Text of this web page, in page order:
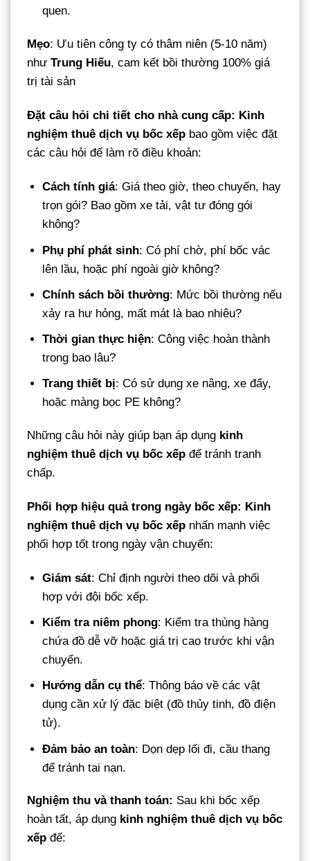
quen.
Mẹo: Ưu tiên công ty có thâm niên (5-10 năm)
như Trung Hiếu, cam kết bồi thường 100% giá
trị tài sản
Đặt câu hỏi chi tiết cho nhà cung cấp: Kinh
nghiệm thuê dịch vụ bốc xếp bao gồm việc đặt
các câu hỏi để làm rõ điều khoản:
Cách tính giá: Giá theo giờ, theo chuyến, hay
trọn gói? Bao gồm xe tải, vật tư đóng gói
không?
Phụ phí phát sinh: Có phí chờ, phí bốc vác
lên lầu, hoặc phí ngoài giờ không?
Chính sách bồi thường: Mức bồi thường nếu
xảy ra hư hỏng, mất mát là bao nhiêu?
Thời gian thực hiện: Công việc hoàn thành
trong bao lâu?
Trang thiết bị: Có sử dụng xe nâng, xe đẩy,
hoặc màng bọc PE không?
Những câu hỏi này giúp bạn áp dụng kinh
nghiệm thuê dịch vụ bốc xếp để tránh tranh
chấp.
Phối hợp hiệu quả trong ngày bốc xếp: Kinh
nghiệm thuê dịch vụ bốc xếp nhấn mạnh việc
phối hợp tốt trong ngày vận chuyển:
Giám sát: Chỉ định người theo dõi và phối
hợp với đội bốc xếp.
Kiểm tra niêm phong: Kiểm tra thùng hàng
chứa đồ dễ vỡ hoặc giá trị cao trước khi vận
chuyển.
Hướng dẫn cụ thể: Thông báo về các vật
dụng cần xử lý đặc biệt (đồ thủy tinh, đồ điện
tử).
Đảm bảo an toàn: Dọn dẹp lối đi, cầu thang
để tránh tai nạn.
Nghiệm thu và thanh toán: Sau khi bốc xếp
hoàn tất, áp dụng kinh nghiệm thuê dịch vụ bốc
xếp để: